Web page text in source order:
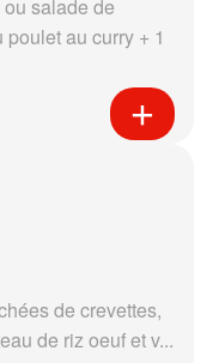
salade de
au curry + 1
de crevettes,
de riz oeuf et v...